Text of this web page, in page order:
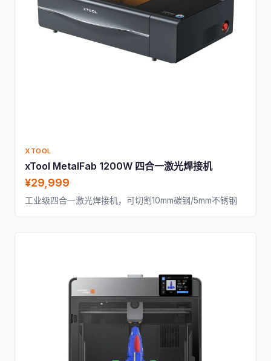
XTOOL
xTool MetalFab 1200W 四合一激光焊接机
¥29,999
工业级四合一激光焊接机，可切割10mm碳钢/5mm不锈钢